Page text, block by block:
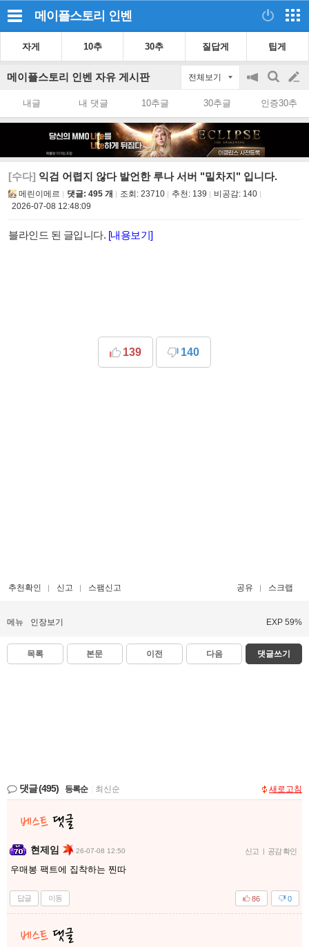
메이플스토리 인벤
자게 10추 30추 질답게 팁게
메이플스토리 인벤 자유 게시판 전체보기
공
on/off
검
색
글
쓰
내글 내 댓글 10추글 30추글 인증30추
[수다] 익검 어렵지 않다 발언한 루나 서버 "밑차지" 입니다.
메린이메르 댓글: 495 개 조회: 23710 추천: 139 비공감: 140
2026-07-08 12:48:09
블라인드 된 글입니다. [내용보기]
139 140
추천확인 신고 스팸신고 공유 스크랩
메뉴 인장보기 EXP 59%
목록 본문 이전 다음 댓글쓰기
댓글(495) 등록순 최신순 새로고침
현제임 26-07-08 12:50 신고 | 공감 확인
우매봉 팩트에 집착하는 찐따
답글 이동 0
86